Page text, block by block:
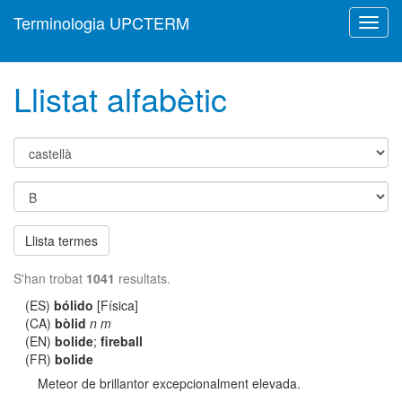
Terminologia UPCTERM
Llistat alfabètic
Llista termes
S'han trobat 1041 resultats.
(ES)bólido [Física]
(CA)bòlid n m
(EN)bolide;fireball
(FR)bolide
Meteor de brillantor excepcionalment elevada.